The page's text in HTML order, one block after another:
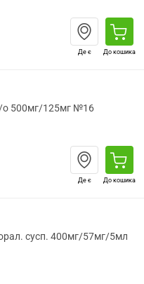
Де є До кошика
о 500мг/125мг №16
Де є До кошика
сусп. 400мг/57мг/5мл